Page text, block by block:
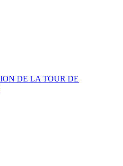
DE LA TOUR DE